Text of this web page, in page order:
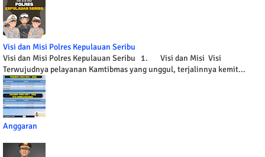
Visi dan Misi Polres Kepulauan Seribu
Visi dan Misi Polres Kepulauan Seribu 1. Visi dan Misi Visi
Terwujudnya pelayanan Kamtibmas yang unggul, terjalinnya kemit...
Anggaran